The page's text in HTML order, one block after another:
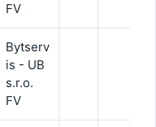
FV
Bytserv
is - UB
s.r.o.
FV